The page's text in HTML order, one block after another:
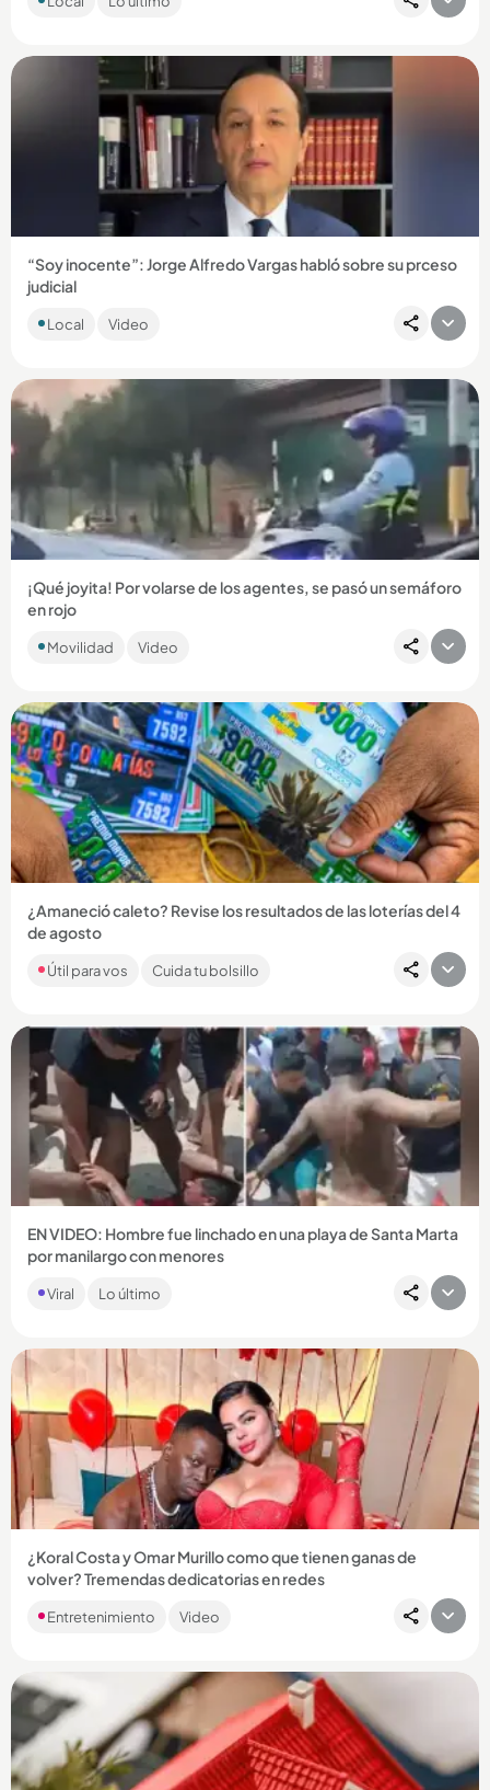
Compartir Noticia
“Soy inocente”: Jorge Alfredo Vargas habló sobre su prceso
judicial
palabra, pero reiteró que defenderá su inocencia. ...
Local Video
Compartir Noticia
¡Qué joyita! Por volarse de los agentes, se pasó un semáforo
en rojo
vehículo que fue descubierto circulando por el carril
Movilidad Video
Compartir Noticia
¿Amaneció caleto? Revise los resultados de las loterías del 4
de agosto
Encuentre aquí los números ganadores por las loterías de la
Cruz Roja y Huila, por MiLoto y por los tradicionales chances....
Útil para vos Cuida tu bolsillo
Compartir Noticia
EN VIDEO: Hombre fue linchado en una playa de Santa Marta
por manilargo con menores
controlar la situación....
Viral Lo último
Compartir Noticia
¿Koral Costa y Omar Murillo como que tienen ganas de
volver? Tremendas dedicatorias en redes
Después de casi 20 años de relación, la pareja anunció hace
varios meses que habían terminado. ...
Entretenimiento Video